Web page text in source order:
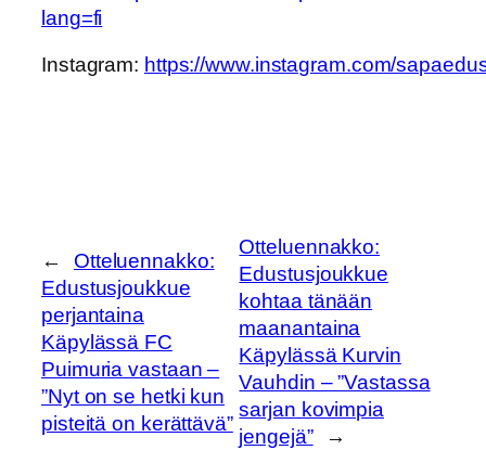
lang=fi
Instagram: https://www.instagram.com/
←
Otteluennakko:
Edustusjoukkue
perjantaina
Käpylässä FC
Puimuria vastaan –
”Nyt on se hetki kun
pisteitä on kerättävä”
Otteluennakko:
Edustusjoukkue
kohtaa tänään
maanantaina
Käpylässä Kurvin
Vauhdin – ”Vastassa
sarjan kovimpia
jengejä”
→